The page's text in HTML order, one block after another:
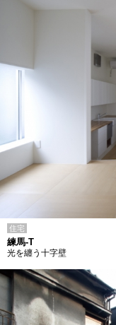
住宅
練馬-T
光を纏う十字壁